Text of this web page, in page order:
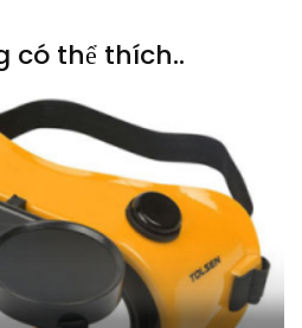
có thể thích..